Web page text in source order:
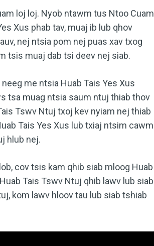
loj loj. Nyob ntawm tus Ntoo Cuam
Xus phab tav, muaj ib lub qhov
nej ntsia pom nej puas xav txog
tsis muaj dab tsi deev nej siab.
me ntsia Huab Tais Yes Xus
tsa muag ntsia saum ntuj thiab thov
Tswv Ntuj txoj kev nyiam nej thiab
Tais Yes Xus lub txiaj ntsim cawm
hlub nej.
cov tsis kam qhib siab mloog Huab
Tais Tswv Ntuj qhib lawv lub siab
kom lawv hloov tau lub siab tshiab